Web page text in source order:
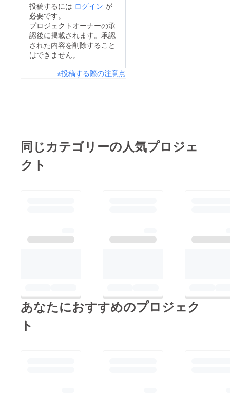
す。子供向けYouTube
教室ブログ毎日更新で
当プロジェクトに対す
る思いや経過報告など
チェックしてみてくだ
投稿するには ログイン が
必要です。
プロジェクトオーナーの承
認後に掲載されます。承認
された内容を削除すること
はできません。
※投稿する際の注意点
同じカテゴリーの人気プロジェ
クト
あなたにおすすめのプロジェク
ト